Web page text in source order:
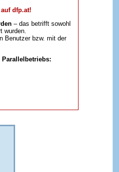
dfp.at!
– das betrifft sowohl
wurden.
Benutzer bzw. mit der